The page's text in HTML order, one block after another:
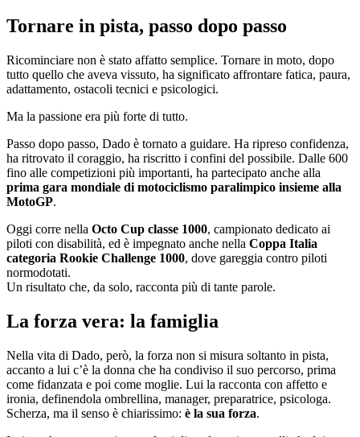
Tornare in pista, passo dopo passo
Ricominciare non è stato affatto semplice. Tornare in moto, dopo
tutto quello che aveva vissuto, ha significato affrontare fatica, paura,
adattamento, ostacoli tecnici e psicologici.
Ma la passione era più forte di tutto.
Passo dopo passo, Dado è tornato a guidare. Ha ripreso confidenza,
ha ritrovato il coraggio, ha riscritto i confini del possibile. Dalle 600
fino alle competizioni più importanti, ha partecipato anche alla
prima gara mondiale di motociclismo paralimpico insieme alla
MotoGP.
Oggi corre nella Octo Cup classe 1000, campionato dedicato ai
piloti con disabilità, ed è impegnato anche nella Coppa Italia
categoria Rookie Challenge 1000, dove gareggia contro piloti
normodotati.
Un risultato che, da solo, racconta più di tante parole.
La forza vera: la famiglia
Nella vita di Dado, però, la forza non si misura soltanto in pista,
accanto a lui c’è la donna che ha condiviso il suo percorso, prima
come fidanzata e poi come moglie. Lui la racconta con affetto e
ironia, definendola ombrellina, manager, preparatrice, psicologa.
Scherza, ma il senso è chiarissimo: è la sua forza.